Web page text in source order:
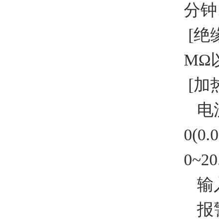
分
[绝
MΩ
[加
电
输
报